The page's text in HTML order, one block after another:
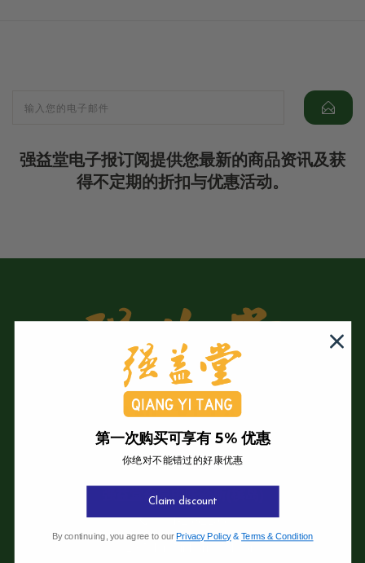
强益堂电子报订阅提供您最新的商品资讯及获
得不定期的折扣与优惠活动。
强益堂全息中医诊所
强益堂全息中医诊所(槟岛)
04-2832108
第一次购买可享有 5% 优惠
你绝对不能错过的好康优惠
Claim discount
By continuing, you agree to our Privacy Policy&Terms & Condition